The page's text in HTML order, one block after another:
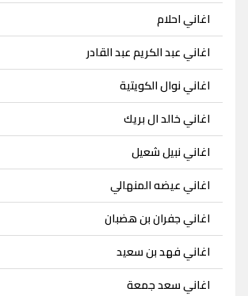
اغاني احلام
اغاني عبد الكريم عبد القادر
اغاني نوال الكويتية
اغاني خالد ال بريك
اغاني نبيل شعيل
اغاني عيضه المنهالي
اغاني جفران بن هضبان
اغاني فهد بن سعيد
اغاني سعد جمعة